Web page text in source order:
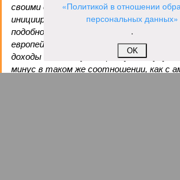
своими европейскими партнёрами
инициировать новый проект на
подобно трамповскому TRIPP, где будет
европейская концессия для управления
доходы от эксплуатации путей будут
минус в таком же соотношении, как с
«Политикой в отношении
персональных данных»
.
OK